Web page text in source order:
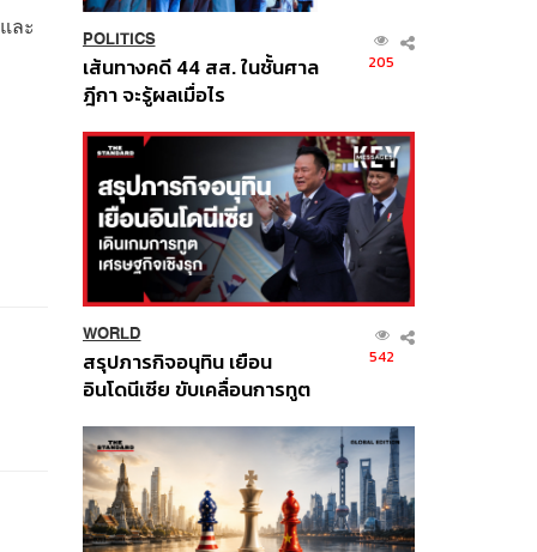
ละ POLITICS
เส้นทางคดี 44 สส. ในชั้นศาล
ฎีกา จะรู้ผลเมื่อไร
205
WORLD
สรุปภารกิจอนุทิน เยือน
อินโดนีเซีย ขับเคลื่อนการทูต
ส่วนยุทธศาสตร์ไทย –
อินโดนีเซีย
542